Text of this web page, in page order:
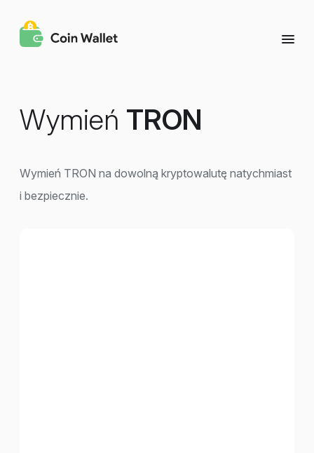
Wymień TRON
Wymień TRON na dowolną kryptowalutę natychmiast
i bezpiecznie.